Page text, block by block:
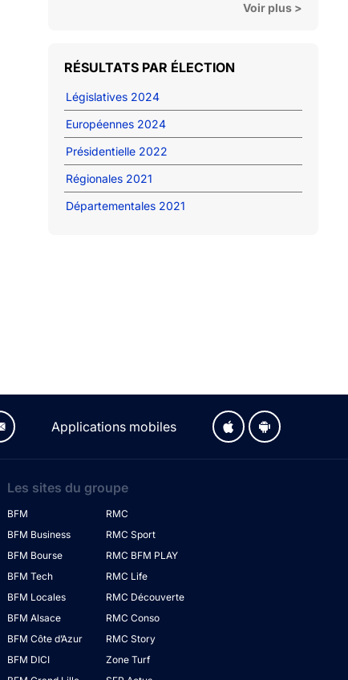
Voir plus >
RÉSULTATS PAR ÉLECTION
Législatives 2024
Européennes 2024
Présidentielle 2022
Régionales 2021
Départementales 2021
Applications mobiles
Les sites du groupe
BFM
BFM Business
BFM Bourse
BFM Tech
BFM Locales
BFM Alsace
BFM Côte d’Azur
BFM DICI
RMC
RMC Sport
RMC BFM PLAY
RMC Life
RMC Découverte
RMC Conso
RMC Story
Zone Turf